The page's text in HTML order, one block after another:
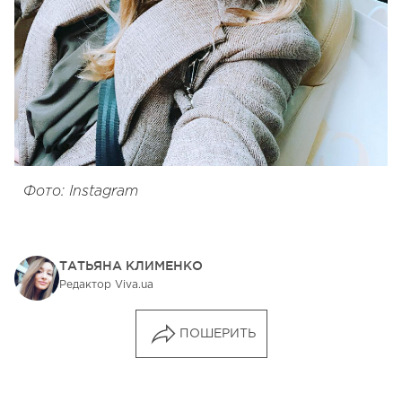
Фото: Instagram
ТАТЬЯНА КЛИМЕНКО
Редактор Viva.ua
ПОШЕРИТЬ